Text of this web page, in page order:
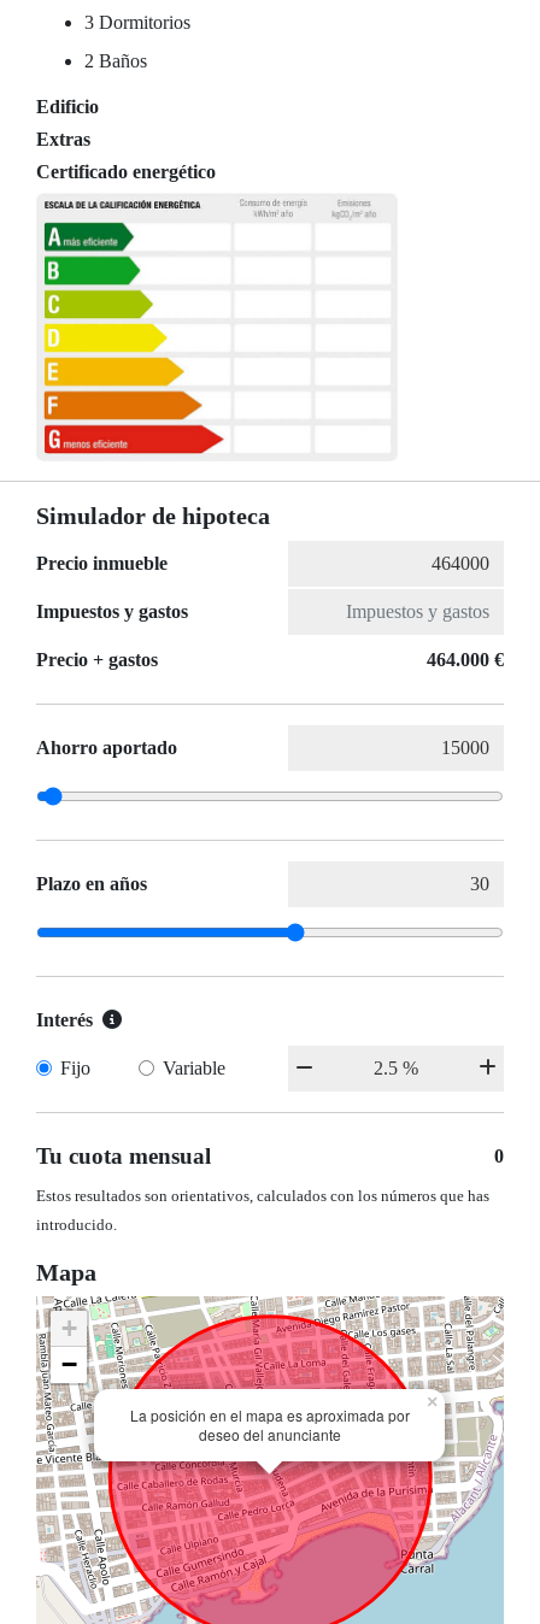
3 Dormitorios
2 Baños
Edificio
Extras
Certificado energético
Simulador de hipoteca
Precio inmueble
Impuestos y gastos
Precio + gastos 464.000 €
Ahorro aportado
Plazo en años
Interés
Fijo Variable
Tu cuota mensual 0
Estos resultados son orientativos, calculados con los números que has
introducido.
Mapa
La posición en el mapa es aproximada por
deseo del anunciante
×
+
−